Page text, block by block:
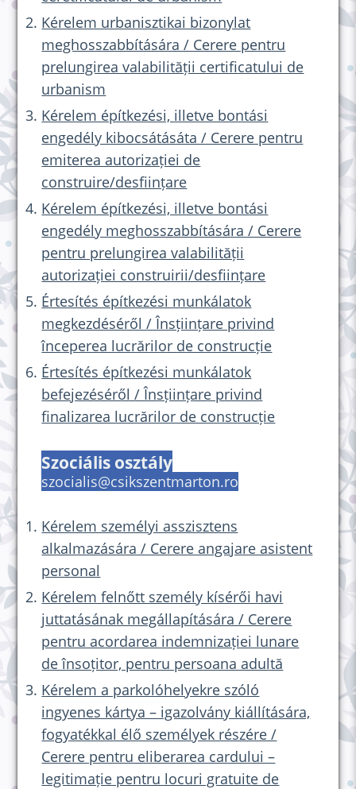
Kérelem urbanisztikai bizonylat
meghosszabbítására / Cerere pentru
prelungirea valabilității certificatului de
urbanism
Kérelem építkezési, illetve bontási
engedély kibocsátásáta / Cerere pentru
emiterea autorizației de
construire/desființare
Kérelem építkezési, illetve bontási
engedély meghosszabbítására / Cerere
pentru prelungirea valabilității
autorizației construirii/desființare
Értesítés építkezési munkálatok
megkezdéséről / Însțiințare privind
începerea lucrărilor de construcție
Értesítés építkezési munkálatok
befejezéséről / Însțiințare privind
finalizarea lucrărilor de construcție
Szociális osztály
szocialis@csikszentmarton.ro
Kérelem személyi asszisztens
alkalmazására / Cerere angajare asistent
personal
Kérelem felnőtt személy kísérői havi
juttatásának megállapítására / Cerere
pentru acordarea indemnizației lunare
de însoțitor, pentru persoana adultă
Kérelem a parkolóhelyekre szóló
ingyenes kártya – igazolvány kiállítására,
fogyatékkal élő személyek részére /
Cerere pentru eliberarea cardului –
legitimație pentru locuri gratuite de